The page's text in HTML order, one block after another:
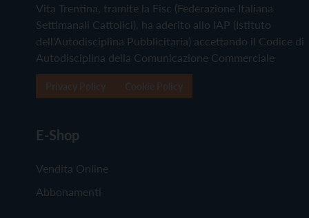
Vita Trentina, tramite la Fisc (Federazione Italiana
Settimanali Cattolici), ha aderito allo IAP (Istituto
dell'Autodisciplina Pubblicitaria) accettando il Codice di
Autodisciplina della Comunicazione Commerciale
E-Shop
Vendita Online
Abbonamenti